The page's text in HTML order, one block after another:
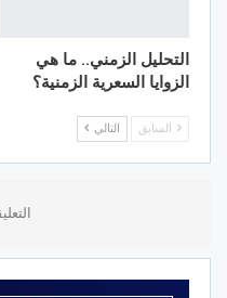
التحليل الزمني.. ما هي
الزوايا السعرية الزمنية؟
السابق التالي